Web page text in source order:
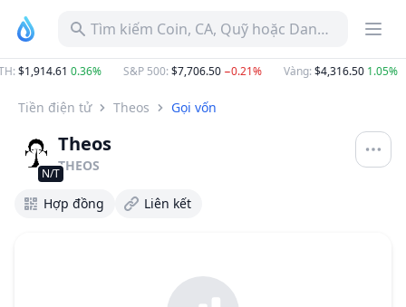
Tìm kiếm Coin, CA, Quỹ hoặc Danh mục
:$1,914.610.36% S&P 500:$7,706.50−0.21% Vàng:$4,316.501.05%
Tiền điện tử Theos Gọi vốn
N/T
Theos
THEOS
Hợp đồng Liên kết